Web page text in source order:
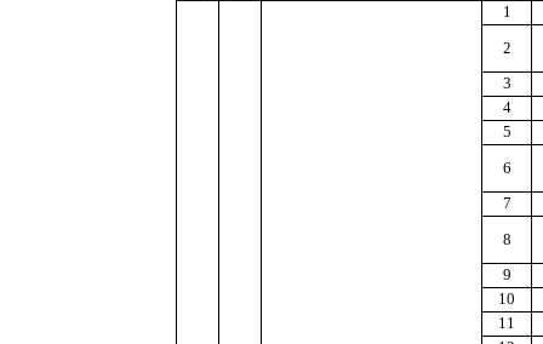
1
2
3
4
5
6
7
8
9
10
11